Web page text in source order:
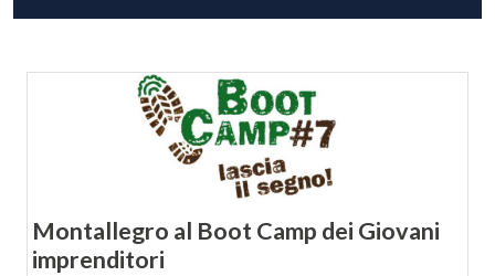
Montallegro al Boot Camp dei Giovani
imprenditori